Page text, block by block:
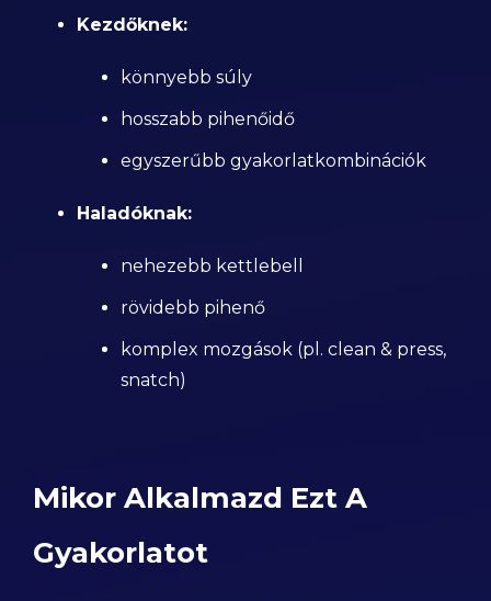
Kezdőknek:
könnyebb súly
hosszabb pihenőidő
egyszerűbb gyakorlatkombinációk
Haladóknak:
nehezebb kettlebell
rövidebb pihenő
komplex mozgások (pl. clean & press,
snatch)
Mikor Alkalmazd Ezt A
Gyakorlatot